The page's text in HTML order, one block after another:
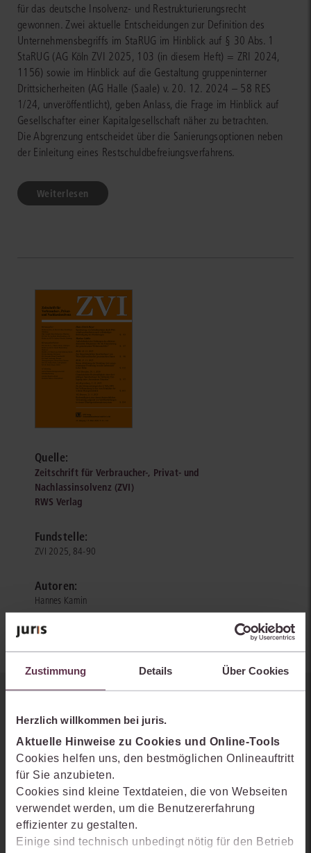
Zustimmung Details Über Cookies
Herzlich willkommen bei juris.
Aktuelle Hinweise zu Cookies und Online-Tools
Cookies helfen uns, den bestmöglichen Onlineauftritt
für Sie anzubieten.
Cookies sind kleine Textdateien, die von Webseiten
verwendet werden, um die Benutzererfahrung
effizienter zu gestalten.
Einige sind technisch unbedingt nötig für den Betrieb
für das deutsche Insolvenz- und Restrukturierungsrecht
gewonnen. Zwei aktuelle Entscheidungen zur Definition des
Unternehmensbegriffs im StaRUG im Hinblick auf § 30 Abs. 1
StaRUG (AG Köln ZVI 2025, 103 (in diesem Heft) = ZRI 2024,
1156) sowie im Hinblick auf die Gestaltung gruppeninterner
Drittsicherheiten (AG Halle (Saale) v. 20. 12. 2024 – 58 RES
1/24, unveröffentlicht), geben Anlass, die Frage im Hinblick auf
Gesellschafter einer Kapitalgesellschaft näher zu betrachten.
Die Abgrenzung entscheidet über die Sanierungsoptionen neben
der Einleitung eines Restschuldbefreiungsverfahrens.
Weiterlesen
Quelle:
Zeitschrift für Verbraucher-, Privat- und
Nachlassinsolvenz (ZVI)
RWS Verlag
Fundstelle:
ZVI 2025, 84-90
Autoren:
Hannes Kamin
Erhalten Sie einen Einblick, wie juris das Rechts- und
Praxiswissensmanagement der Zukunft gestaltet, welche
Möglichkeiten Ihnen das juris Portal bietet und wie mit juris Ihre
Arbeitsprozesse einfacher und effizienter werden.